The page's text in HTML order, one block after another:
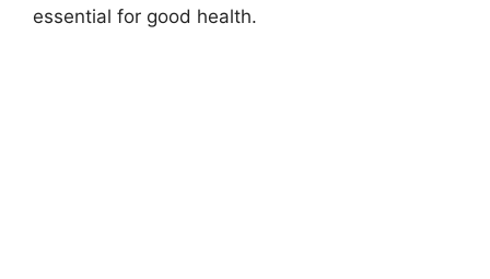
essential for good health.